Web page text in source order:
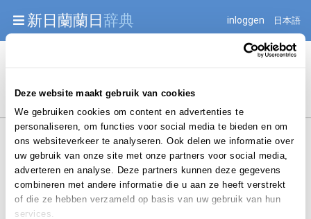
Deze website maakt gebruik van cookies
We gebruiken cookies om content en advertenties te
personaliseren, om functies voor social media te bieden en om
ons websiteverkeer te analyseren. Ook delen we informatie over
uw gebruik van onze site met onze partners voor social media,
adverteren en analyse. Deze partners kunnen deze gegevens
combineren met andere informatie die u aan ze heeft verstrekt
of die ze hebben verzameld op basis van uw gebruik van hun
services.
Warning: Undefined array key "jnnjuid" in
/mnt/web216/d2/76/52236976/htdocs/jnnj-prod/search.php
新日蘭蘭日辞典 inloggen 日本語
Login om te bewerken ...